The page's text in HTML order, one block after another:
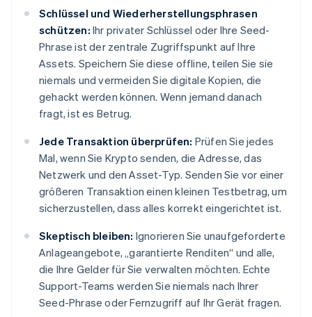
Schlüssel und Wiederherstellungsphrasen
schützen: Ihr privater Schlüssel oder Ihre Seed-
Phrase ist der zentrale Zugriffspunkt auf Ihre
Assets. Speichern Sie diese offline, teilen Sie sie
niemals und vermeiden Sie digitale Kopien, die
gehackt werden können. Wenn jemand danach
fragt, ist es Betrug.
Jede Transaktion überprüfen: Prüfen Sie jedes
Mal, wenn Sie Krypto senden, die Adresse, das
Netzwerk und den Asset-Typ. Senden Sie vor einer
größeren Transaktion einen kleinen Testbetrag, um
sicherzustellen, dass alles korrekt eingerichtet ist.
Skeptisch bleiben: Ignorieren Sie unaufgeforderte
Anlageangebote, „garantierte Renditen“ und alle,
die Ihre Gelder für Sie verwalten möchten. Echte
Support-Teams werden Sie niemals nach Ihrer
Seed-Phrase oder Fernzugriff auf Ihr Gerät fragen.